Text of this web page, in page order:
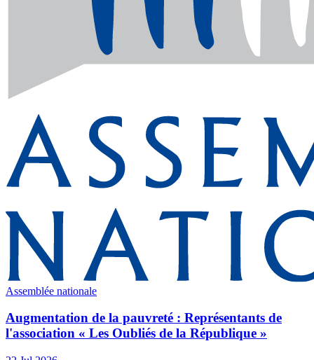
Assemblée nationale
Augmentation de la pauvreté : Représentants de
l'association « Les Oubliés de la République »